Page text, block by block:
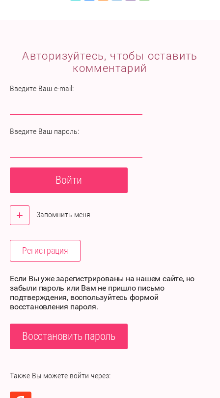
Авторизуйтесь, чтобы оставить
комментарий
Введите Ваш e-mail:
Введите Ваш пароль:
Войти
Запомнить меня
Регистрация
Если Вы уже зарегистрированы на нашем сайте, но
забыли пароль или Вам не пришло письмо
подтверждения, воспользуйтесь формой
восстановления пароля.
Восстановить пароль
Также Вы можете войти через: